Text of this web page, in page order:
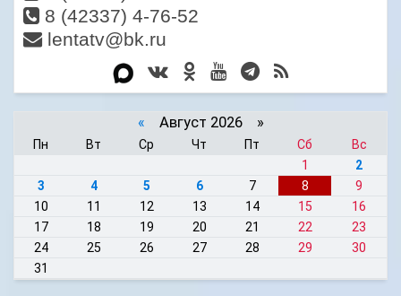
8 (42337) 4-76-52
lentatv@bk.ru
« Август 2026 »
Пн Вт Ср Чт Пт Сб
Вс
1
2
3
4 5 6 7 8
9
10
11 12 13 14 15
16
17
18 19 20 21 22
23
24
25 26 27 28 29
30
31